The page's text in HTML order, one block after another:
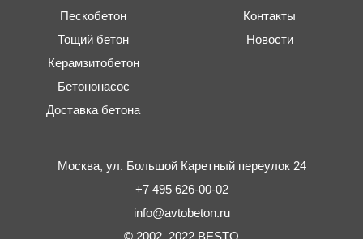
Пескобетон
Тощий бетон
Керамзитобетон
Бетононасос
Доставка бетона
Контакты
Новости
Москва, ул. Большой Каретный переулок 24
+7 495 626-00-02
info@avtobeton.ru
© 2002–2022 BESTO